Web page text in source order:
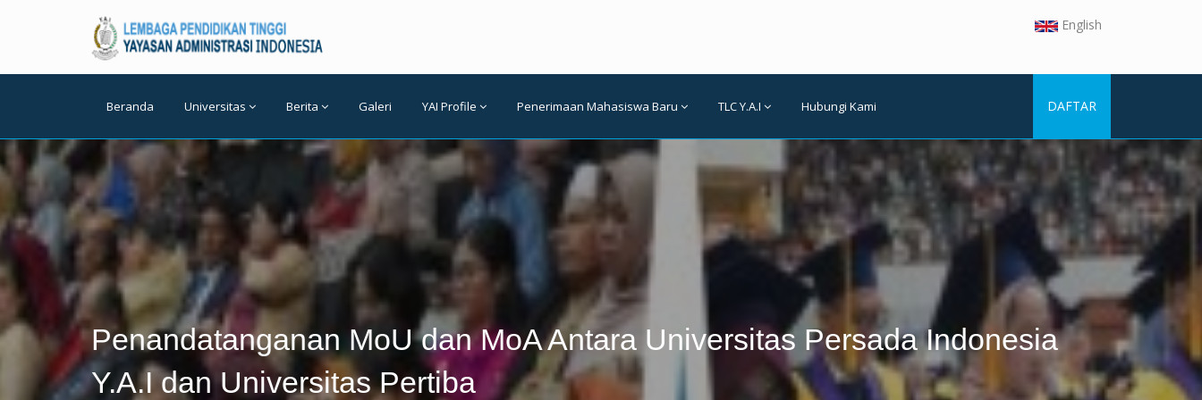
English
Beranda Universitas Berita Galeri YAI Profile Penerimaan Mahasiswa Baru TLC Y.A.I Hubungi Kami DAFTAR
Penandatanganan MoU dan MoA Antara Universitas Persada Indonesia
Y.A.I dan Universitas Pertiba